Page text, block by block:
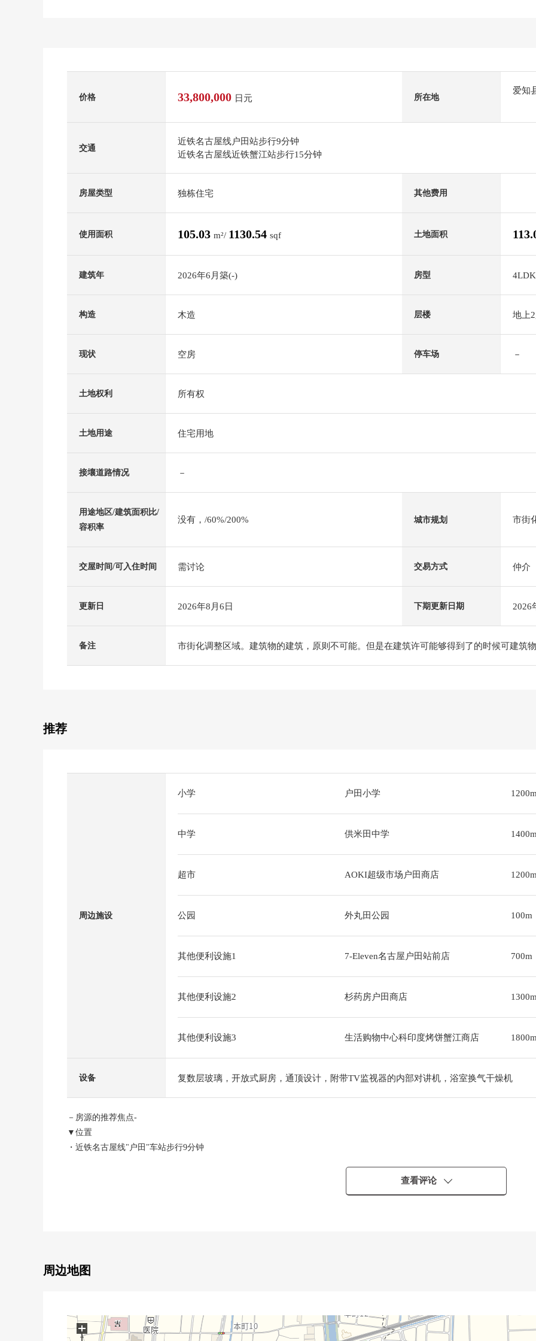
价格 33,800,000 日元 所在地
爱知
交通
近铁名古屋线户田站步行9分钟
近铁名古屋线近铁蟹江站步行15分钟
房屋类型 独栋住宅 其他费用
使用面积 105.03 m²/ 1130.54 sqf 土地面积
建筑年 2026年6月築(-) 房型 4LDK
构造 木造 层楼 地上
现状 空房 停车场 －
土地权利 所有权
土地用途 住宅用地
接壤道路情况 －
用途地区/建筑面积比/
容积率
没有，/60%/200% 城市规划 市街
交屋时间/可入住时间 需讨论 交易方式 仲介
更新日 2026年8月6日 下期更新日期 2026
备注 市街化调整区域。建筑物的建筑，原则不可能。但是在建筑许可能够得到了的时候可建筑物
推荐
周边施设
小学 户田小学 1200m
中学 供米田中学 1400m
超市 AOKI超级市场户田商店 1200m
公园 外丸田公园 100m
其他便利设施1 7-Eleven名古屋户田站前店 700m
其他便利设施2 杉药房户田商店 1300m
其他便利设施3 生活购物中心科印度烤饼蟹江商店 1800m
设备 复数层玻璃，开放式厨房，通顶设计，附带TV监视器的内部对讲机，浴室换气干燥机
－房源的推荐焦点-
▼位置
・近铁名古屋线"户田"车站步行9分钟
・LDK约20张塌塌米面积缴纳地板下边收
■ 在找想要的家方面给予帮助的━━━━━・・・
查看评论
周边地图
+